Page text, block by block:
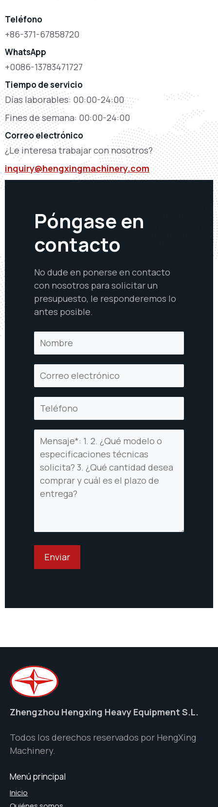
Teléfono
+86-371-67858720
WhatsApp
+0086-13783471727
Tiempo de servicio
Días laborables: 00:00-24:00
Fines de semana: 00:00-24:00
Correo electrónico
¿Le interesa trabajar con nosotros?
inquiry@hengxingmachinery.com
Póngase en
contacto
No dude en ponerse en contacto
con nosotros para solicitar un
presupuesto, le responderemos lo
antes posible.
Zhengzhou Hengxing Heavy Equipment S.L.
Todos los derechos reservados por HengXing
Machinery.
Menú principal
Inicio